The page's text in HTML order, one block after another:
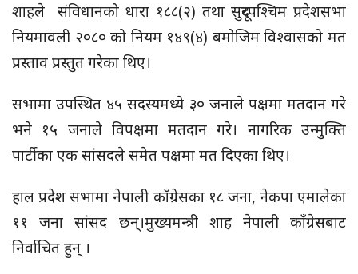
शाहले संविधानको धारा १८८(२) तथा सुदूरपश्चिम प्रदेशसभा
नियमावली २०८० को नियम १४९(४) बमोजिम विश्वासको मत
प्रस्ताव प्रस्तुत गरेका थिए।
सभामा उपस्थित ४५ सदस्यमध्ये ३० जनाले पक्षमा मतदान गरे
भने १५ जनाले विपक्षमा मतदान गरे। नागरिक उन्मुक्ति
पार्टीका एक सांसदले समेत पक्षमा मत दिएका थिए।
हाल प्रदेश सभामा नेपाली काँग्रेसका १८ जना, नेकपा एमालेका
११ जना सांसद छन्।मुख्यमन्त्री शाह नेपाली काँग्रेसबाट
निर्वाचित हुन् ।